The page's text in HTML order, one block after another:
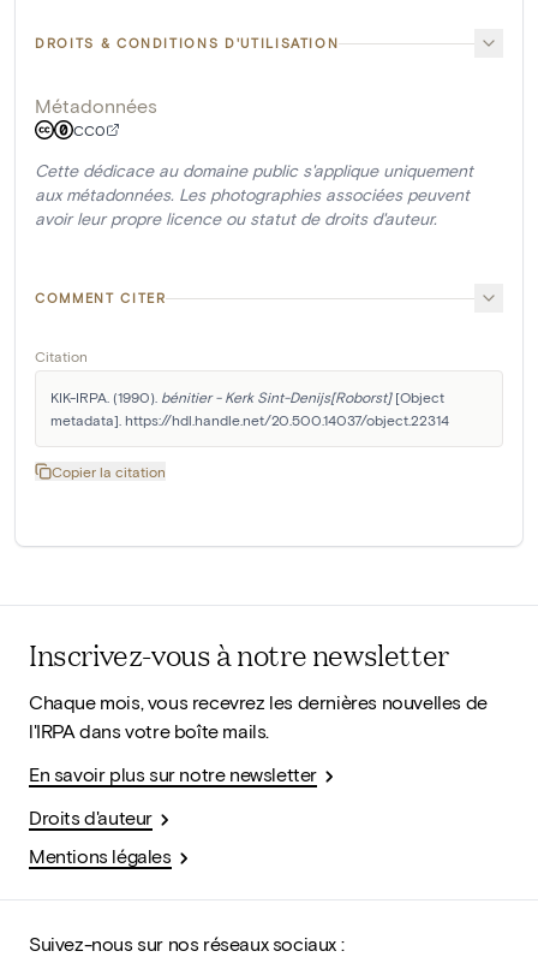
DROITS & CONDITIONS D'UTILISATION
Métadonnées
CC0
Cette dédicace au domaine public s'applique uniquement
aux métadonnées. Les photographies associées peuvent
avoir leur propre licence ou statut de droits d'auteur.
COMMENT CITER
Citation
KIK-IRPA. (1990). bénitier - Kerk Sint-Denijs[Roborst] [Object
metadata]. https://hdl.handle.net/20.500.14037/object.22314
Copier la citation
Inscrivez-vous à notre newsletter
Chaque mois, vous recevrez les dernières nouvelles de
l'IRPA dans votre boîte mails.
En savoir plus sur notre newsletter
Droits d'auteur
Mentions légales
Suivez-nous sur nos réseaux sociaux :